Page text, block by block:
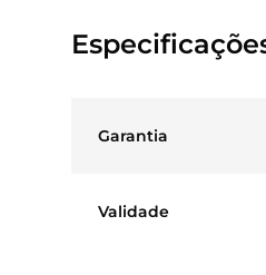
Garantia
Validade